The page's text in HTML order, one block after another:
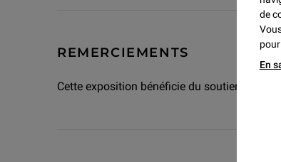
de
En
REMERCIEMENTS
Cette exposition bénéficie du soutien de